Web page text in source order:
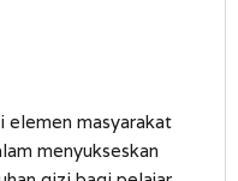
elemen masyarakat
menyukseskan